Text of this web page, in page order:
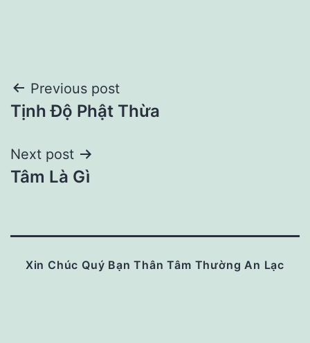
Post
navigation
Previous post
Tịnh Độ Phật Thừa
Next post
Tâm Là Gì
Xin Chúc Quý Bạn Thân Tâm Thường An Lạc